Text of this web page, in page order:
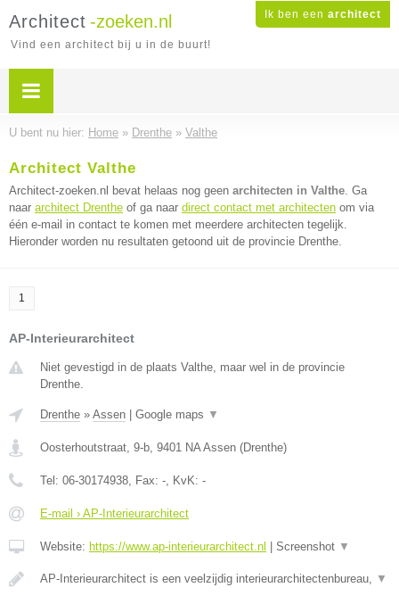
Ik ben een architect
Architect -zoeken.nl
Vind een architect bij u in de buurt!
U bent nu hier: Home » Drenthe » Valthe
Architect Valthe
Architect-zoeken.nl bevat helaas nog geen architecten in Valthe. Ga
naar architect Drenthe of ga naar direct contact met architecten om via
één e-mail in contact te komen met meerdere architecten tegelijk.
Hieronder worden nu resultaten getoond uit de provincie Drenthe.
1
AP-Interieurarchitect
Niet gevestigd in de plaats Valthe, maar wel in de provincie
Drenthe.
Drenthe » Assen Google maps ▼
Oosterhoutstraat, 9-b, 9401 NA Assen (Drenthe)
Tel: 06-30174938, Fax: -, KvK: -
E-mail › AP-Interieurarchitect
Website: https://www.ap-interieurarchitect.nl Screenshot ▼
AP-Interieurarchitect is een veelzijdig interieurarchitectenbureau, ▼